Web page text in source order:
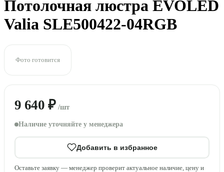
Потолочная люстра EVOLED
Valia SLE500422-04RGB
Фото готовится
9 640 ₽ /шт
Наличие уточняйте у менеджера
Добавить в избранное
Оставьте заявку — менеджер проверит актуальное наличие, цену и